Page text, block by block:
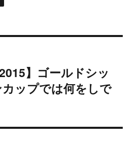
】ゴールドシッ
ップでは何をしで